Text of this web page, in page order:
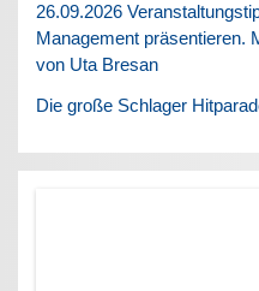
26.09.2026
Management präsentieren.
von Uta Bresan
Die große Schlager